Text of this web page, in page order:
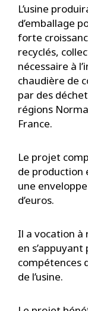
L’usine
d’emballage
forte
recyclés,
nécessaire à
chaudière de
par des
régions
France.
Le projet
de production
une
d’euros.
Il a vocation à
en s’appuyant
compétences
de l’usine.